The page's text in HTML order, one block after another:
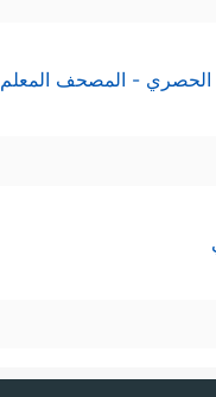
الحصري - المصحف المعلم